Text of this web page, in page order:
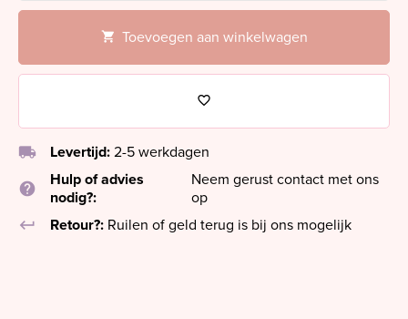
Toevoegen aan winkelwagen
local_shipping Levertijd: 2-5 werkdagen
help
Hulp of advies
nodig?:
Neem gerust contact met ons
op
keyboard_return
Retour?: Ruilen of geld terug is bij ons mogelijk